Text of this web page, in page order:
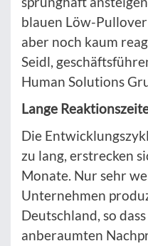
blauen Löw-
aber noch kaum
Seidl,
Human Solutions
Lange
Die
zu lang, erstrecken
Monate. Nur sehr
Unternehmen
Deutschland, so
anberaumten